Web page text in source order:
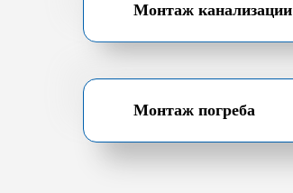
Монтаж канализации
Монтаж погреба